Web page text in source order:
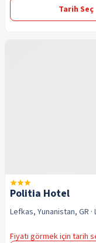
Tarih Seç
Politia Hotel
Lefkas, Yunanistan, GR
Fiyatı görmek için tarih